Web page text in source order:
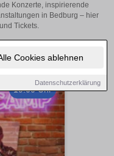
Cookies ablehnen
Datenschutzerklärung
Konzerte, inspirierende
in Bedburg – hier
Tickets.
19:00 Uhr